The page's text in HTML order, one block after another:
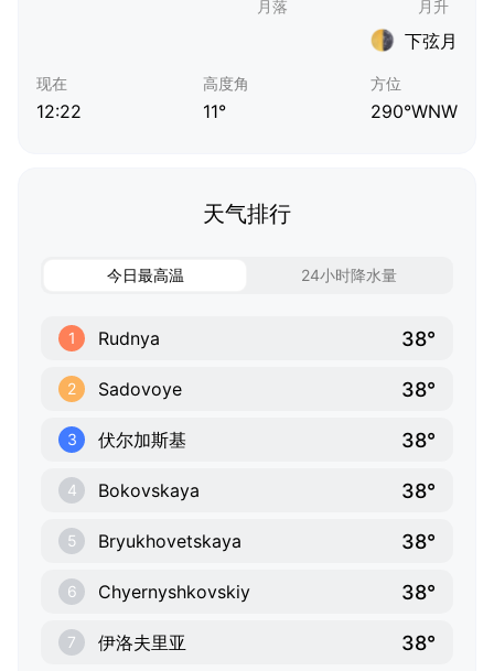
下弦月
现在
12:22
高度角
11°
方位
290°WNW
天气排行
今日最高温 24小时降水量
1 Rudnya 38°
2 Sadovoye 38°
3 伏尔加斯基 38°
4 Bokovskaya 38°
5 Bryukhovetskaya 38°
6 Chyernyshkovskiy 38°
7 伊洛夫里亚 38°